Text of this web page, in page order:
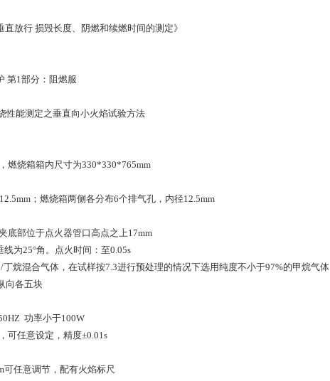
放行 损毁长度、阴燃和续燃时间的测定》
第1部分：阻燃服
性能测定之垂直向小火焰试验方法
燃烧箱箱内尺寸为330*330*765mm
；燃烧箱两侧各分布6个排气孔，内径12.5mm
底部位于点火器管口高点之上17mm
为25°角。点火时间：至0.05s
烷混合气体，在试样按7.3进行预处理的情况下选用纯度不小于97%的甲烷气体
向各五块
功率小于100W
可任意设定，精度±0.01s
可任意调节，配有火焰标尺